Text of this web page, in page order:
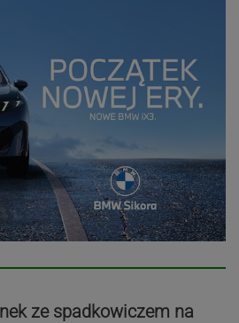
ze spadkowiczem na